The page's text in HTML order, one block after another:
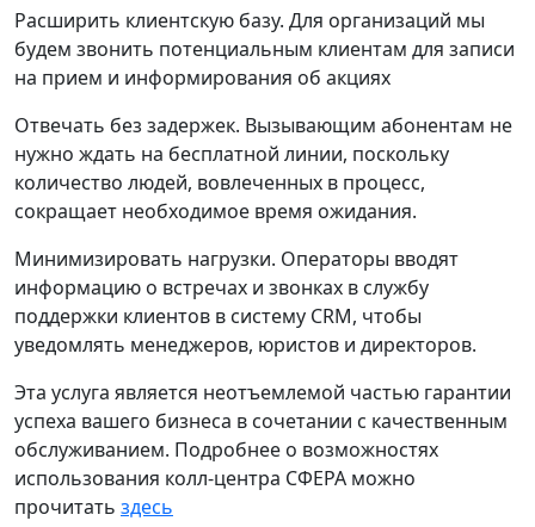
Расширить клиентскую базу. Для организаций мы
будем звонить потенциальным клиентам для записи
на прием и информирования об акциях
Отвечать без задержек. Вызывающим абонентам не
нужно ждать на бесплатной линии, поскольку
количество людей, вовлеченных в процесс,
сокращает необходимое время ожидания.
Минимизировать нагрузки. Операторы вводят
информацию о встречах и звонках в службу
поддержки клиентов в систему CRM, чтобы
уведомлять менеджеров, юристов и директоров.
Эта услуга является неотъемлемой частью гарантии
успеха вашего бизнеса в сочетании с качественным
обслуживанием. Подробнее о возможностях
использования колл-центра СФЕРА можно
прочитать здесь